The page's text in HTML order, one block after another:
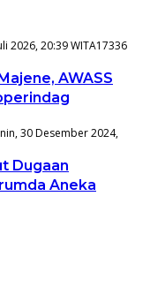
2026, 20:39 WITA17336
AWASS
30 Desember 2024,
Dugaan
Aneka